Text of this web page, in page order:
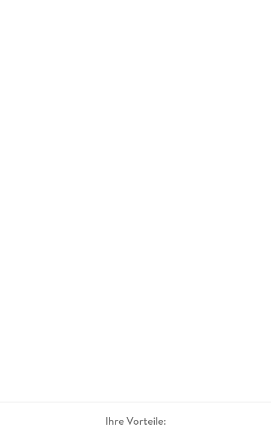
Ihre Vorteile: